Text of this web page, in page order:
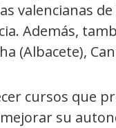
valencianas
Además,
(Albacete),
cursos que
su